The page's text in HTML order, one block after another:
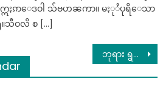
ဣႏၵာေဒဝါ သ်ဗဟၼကာ။ မႏုႆပုရိေသာ
သီဝလိ စ […]
ဘုရား ရွစ္ခိုးခ်ိန္ အိမ္ေျမာင္ စုပ္ထိုးျခင္း ဆိုသည္မွာ…